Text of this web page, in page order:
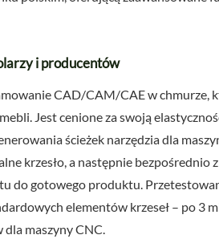
i producentów
CAD/CAM/CAE w chmurze,
Jest cenione za swoją
ścieżek narzędzia dla
krzesło, a następnie bezpośrednio
do gotowego produktu.
elementów krzeseł – po 3
maszyny CNC.